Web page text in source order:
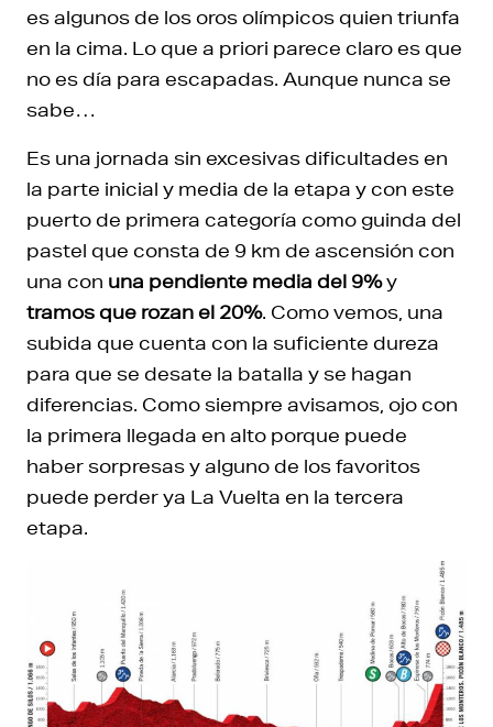
es algunos de los oros olímpicos quien triunfa
en la cima. Lo que a priori parece claro es que
no es día para escapadas. Aunque nunca se
sabe…
Es una jornada sin excesivas dificultades en
la parte inicial y media de la etapa y con este
puerto de primera categoría como guinda del
pastel que consta de 9 km de ascensión con
una con una pendiente media del 9%y
tramos que rozan el 20%. Como vemos, una
subida que cuenta con la suficiente dureza
para que se desate la batalla y se hagan
diferencias. Como siempre avisamos, ojo con
la primera llegada en alto porque puede
haber sorpresas y alguno de los favoritos
puede perder ya La Vuelta en la tercera
etapa.